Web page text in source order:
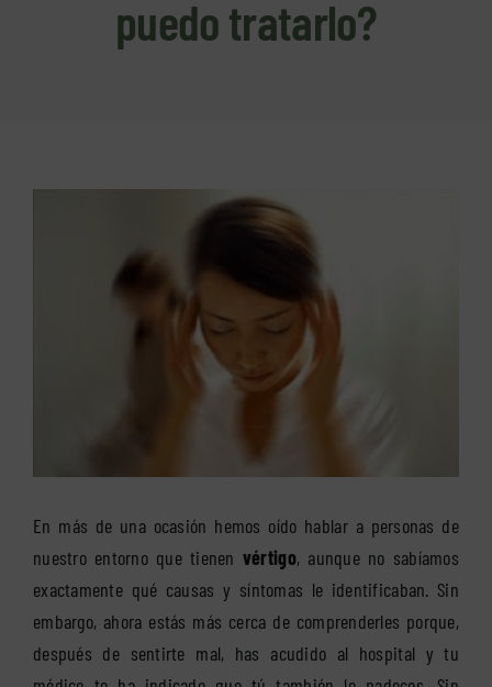
puedo tratarlo?
En más de una ocasión hemos oído hablar a personas de
nuestro entorno que tienen vértigo, aunque no sabíamos
exactamente qué causas y síntomas le identificaban. Sin
embargo, ahora estás más cerca de comprenderles porque,
después de sentirte mal, has acudido al hospital y tu